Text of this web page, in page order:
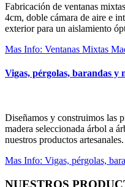
Fabricación de ventanas
4cm, doble cámara de aire e
exterior para un aislamiento
Mas Info: Ventanas Mixtas
Vigas, pérgolas, barandas y
Diseñamos y construimos las
madera seleccionada árbol a
nuestros productos artesanales.
Mas Info: Vigas, pérgolas,
NUESTROS